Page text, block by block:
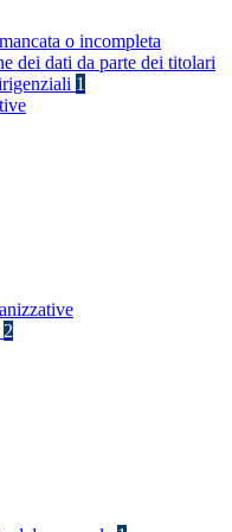
o incompleta
dei dati da parte dei titolari
1
2